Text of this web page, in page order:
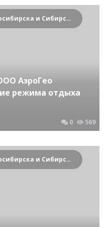
Криминальные новости Новосибирска и Сибирского региона
АэроГео
режима отдыха
0 569
Криминальные новости Новосибирска и Сибирского региона